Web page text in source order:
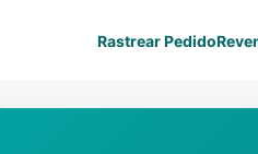
Rastrear Pedido